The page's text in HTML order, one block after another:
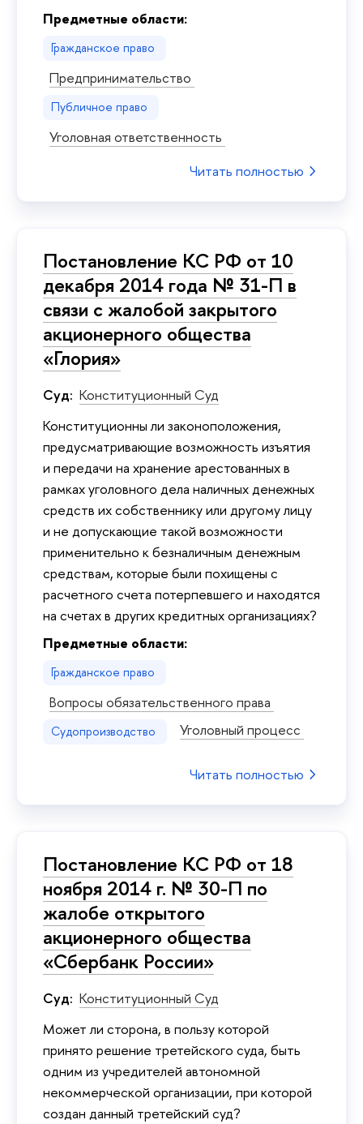
Предметные области:
Гражданское право
Предпринимательство
Публичное право
Уголовная ответственность
Читать полностью
Постановление КС РФ от 10
декабря 2014 года № 31-П в
связи с жалобой закрытого
акционерного общества
«Глория»
Суд: Конституционный Суд
Конституционны ли законоположения,
предусматривающие возможность изъятия
и передачи на хранение арестованных в
рамках уголовного дела наличных денежных
средств их собственнику или другому лицу
и не допускающие такой возможности
применительно к безналичным денежным
средствам, которые были похищены с
расчетного счета потерпевшего и находятся
на счетах в других кредитных организациях?
Предметные области:
Гражданское право
Вопросы обязательственного права
Судопроизводство Уголовный процесс
Читать полностью
Постановление КС РФ от 18
ноября 2014 г. № 30-П по
жалобе открытого
акционерного общества
«Сбербанк России»
Суд: Конституционный Суд
Может ли сторона, в пользу которой
принято решение третейского суда, быть
одним из учредителей автономной
некоммерческой организации, при которой
создан данный третейский суд?